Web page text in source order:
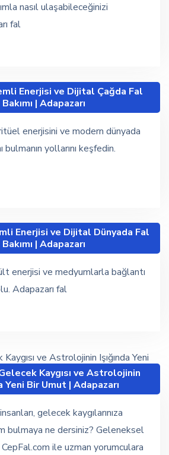
nasıl ulaşabileceğinizi
fal
Enerjisi ve Dijital Çağda Fal
Bakımı | Adapazarı
enerjisini ve modern dünyada
bulmanın yollarını keşfedin.
Enerjisi ve Dijital Dünyada Fal
Bakımı | Adapazarı
enerjisi ve medyumlarla bağlantı
Adapazarı fal
Kaygısı ve Astrolojinin
Yeni Bir Umut | Adapazarı
gelecek kaygılarınıza
bulmaya ne dersiniz? Geleneksel
ile uzman yorumculara